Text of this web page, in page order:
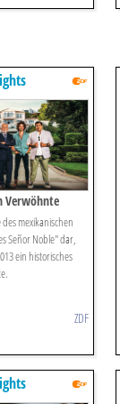
Verwöhnte
des mexikanischen
Señor Noble" dar,
ein historisches
ZDF